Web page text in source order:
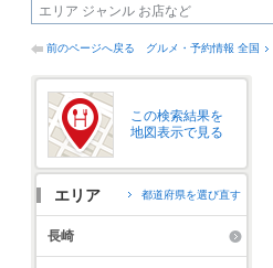
前のページへ戻る グルメ・予約情報 全国
この検索結果を
地図表示で見る
エリア 都道府県を選び直す
長崎